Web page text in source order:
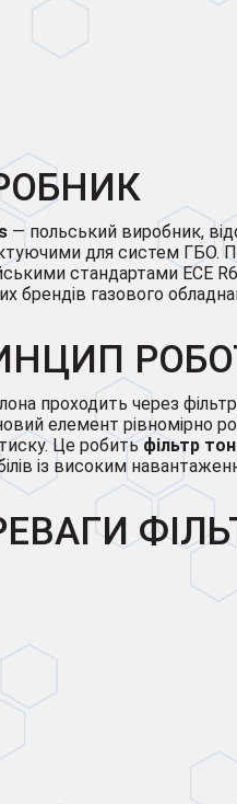
— польський виробник,
для систем ГБО.
стандартами ECE
брендів газового
проходить через
елемент рівномірно
Це робитьфільтр
із високим